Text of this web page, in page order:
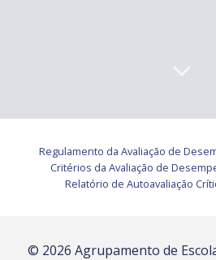
Regulamento da Avaliação de
Critérios da Avaliação de
Relatório de Autoavaliação
© 2026 Agrupamento de